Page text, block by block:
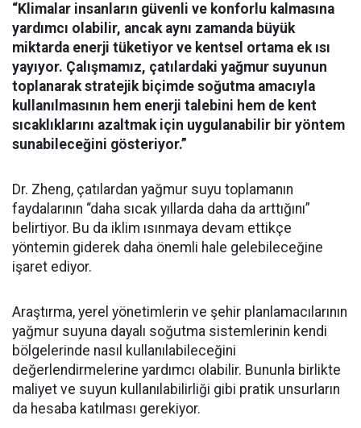
“Klimalar insanların güvenli ve konforlu kalmasına
yardımcı olabilir, ancak aynı zamanda büyük
miktarda enerji tüketiyor ve kentsel ortama ek ısı
yayıyor. Çalışmamız, çatılardaki yağmur suyunun
toplanarak stratejik biçimde soğutma amacıyla
kullanılmasının hem enerji talebini hem de kent
sıcaklıklarını azaltmak için uygulanabilir bir yöntem
sunabileceğini gösteriyor.”
Dr. Zheng, çatılardan yağmur suyu toplamanın
faydalarının “daha sıcak yıllarda daha da arttığını”
belirtiyor. Bu da iklim ısınmaya devam ettikçe
yöntemin giderek daha önemli hale gelebileceğine
işaret ediyor.
Araştırma, yerel yönetimlerin ve şehir planlamacılarının
yağmur suyuna dayalı soğutma sistemlerinin kendi
bölgelerinde nasıl kullanılabileceğini
değerlendirmelerine yardımcı olabilir. Bununla birlikte
maliyet ve suyun kullanılabilirliği gibi pratik unsurların
da hesaba katılması gerekiyor.